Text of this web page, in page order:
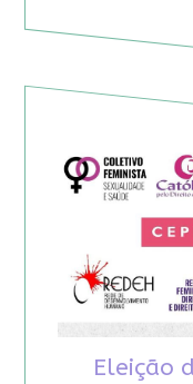
Eleição